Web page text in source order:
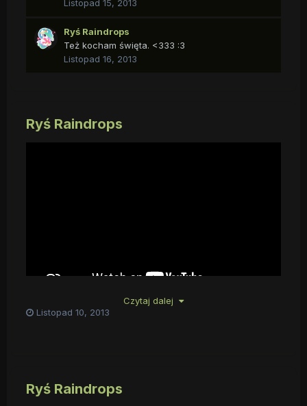
Listopad 15, 2013
Ryś Raindrops
Też kocham święta. <333 :3
Listopad 16, 2013
Ryś Raindrops
Czytaj dalej
Listopad 10, 2013
Ryś Raindrops